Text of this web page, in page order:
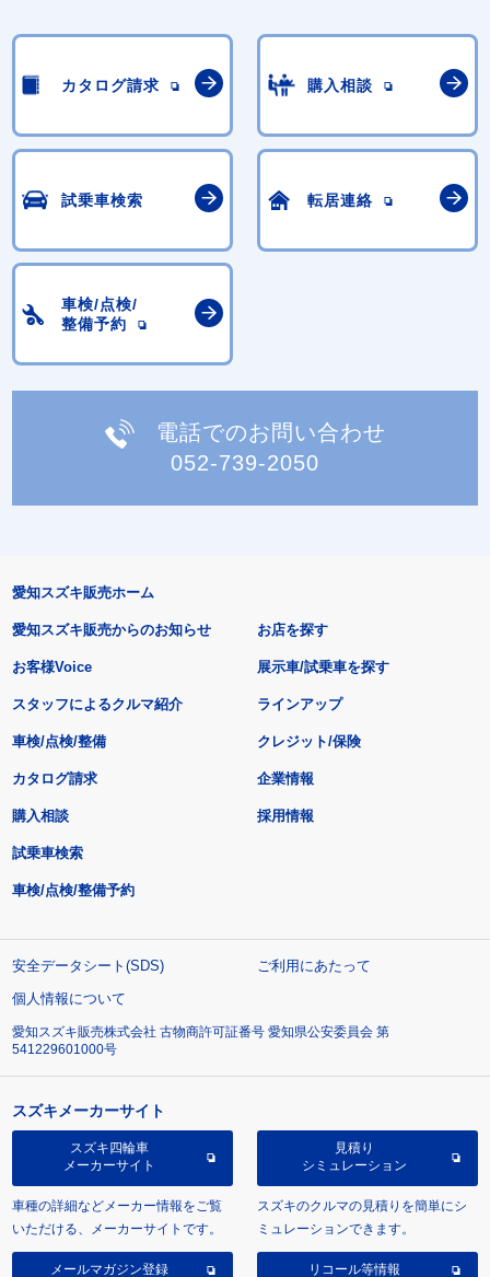
カタログ請求 購入相談
試乗車検索 転居連絡
車検/点検/
整備予約
電話でのお問い合わせ
052-739-2050
愛知スズキ販売ホーム
愛知スズキ販売からのお知らせ
お客様Voice
スタッフによるクルマ紹介
お店を探す
展示車/試乗車を探す
ラインアップ
車検/点検/整備 クレジット/保険
カタログ請求
購入相談
試乗車検索
車検/点検/整備予約
企業情報
採用情報
安全データシート(SDS)
ご利用にあたって
個人情報について
愛知スズキ販売株式会社 古物商許可証番号 愛知県公安委員会 第
541229601000号
スズキメーカーサイト
スズキ四輪車
メーカーサイト
車種の詳細などメーカー情報をご覧
いただける、メーカーサイトです。
見積り
シミュレーション
スズキのクルマの見積りを簡単にシ
ミュレーションできます。
メールマガジン登録 リコール等情報